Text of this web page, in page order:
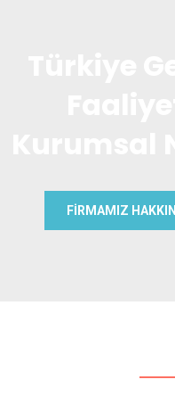
FİRMAMIZ